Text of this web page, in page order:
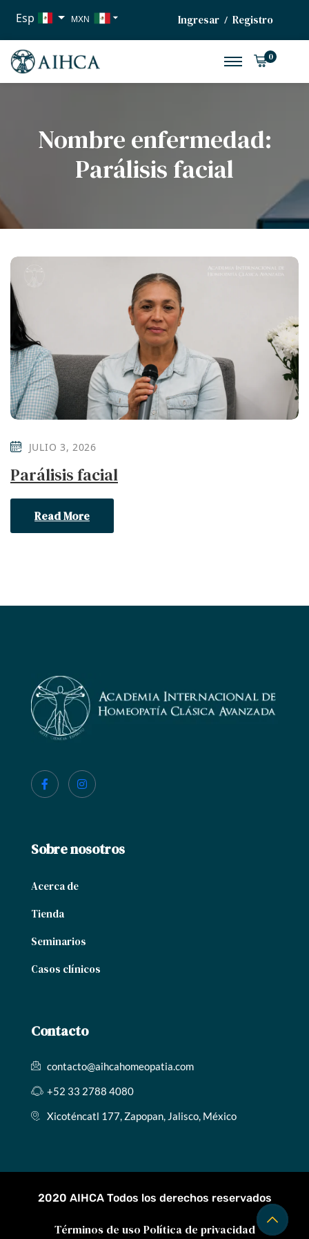
Esp MXN
EUR
Ingresar / Registro
0
Nombre enfermedad:
Parálisis facial
JULIO 3, 2026
Parálisis facial
Read More
Sobre nosotros
Acerca de
Tienda
Seminarios
Casos clínicos
Contacto
contacto@aihcahomeopatia.com
+52 33 2788 4080
Xicoténcatl 177, Zapopan, Jalisco, México
2020 AIHCA Todos los derechos reservados
Términos de uso Política de privacidad